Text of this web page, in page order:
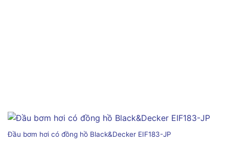
Đầu bơm hơi có đồng hồ Black&Decker EIF183-JP